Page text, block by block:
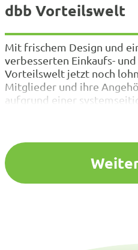
dbb Vorteilswelt
Mit frischem Design und
verbesserten Einkaufs-
Vorteilswelt jetzt noch
Mitglieder und ihre
aufgrund einer
Rabatte von bis zu 60
Bestellung abgezogen